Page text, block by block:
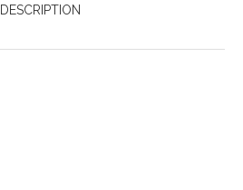
DESCRIPTION